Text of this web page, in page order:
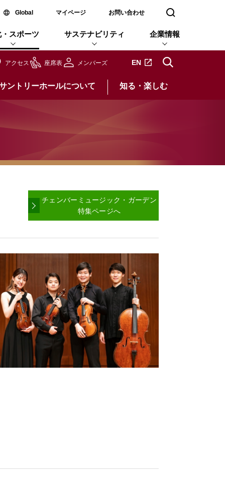
Global新しいウィンドウで開く
マイページ お問い合わせ 検索窓を開く
スポーツ サステナビリティ 企業情報
アクセス 座席表 メンバーズ EN新しいタブで開きます
ントリーホールについて 知る・楽しむ
チェンバーミュージック・ガーデン
特集ページへ